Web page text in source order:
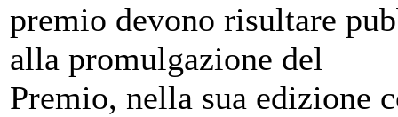
premio devono risultare
alla promulgazione del
Premio, nella sua edizione